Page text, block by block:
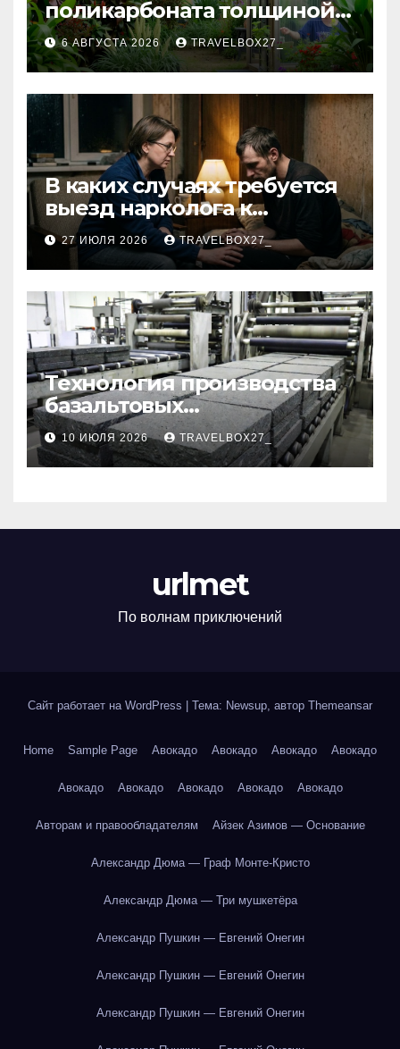
поликарбоната толщиной 4
и 6 мм
6 АВГУСТА 2026 TRAVELBOX27_
В каких случаях требуется
выезд нарколога к
пациенту
27 ИЮЛЯ 2026 TRAVELBOX27_
Технология производства
базальтовых
теплоизоляционных плит
по ГОСТ
10 ИЮЛЯ 2026 TRAVELBOX27_
urlmet
По волнам приключений
Сайт работает на WordPress Тема: Newsup, автор Themeansar
Home Sample Page Авокадо Авокадо Авокадо Авокадо
Авокадо Авокадо Авокадо Авокадо Авокадо
Авторам и правообладателям Айзек Азимов — Основание
Александр Дюма — Граф Монте-Кристо
Александр Дюма — Три мушкетёра
Александр Пушкин — Евгений Онегин
Александр Пушкин — Евгений Онегин
Александр Пушкин — Евгений Онегин